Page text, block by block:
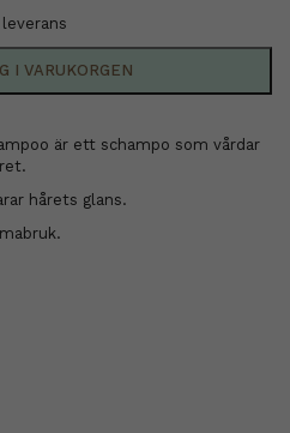
I VARUKORGEN
är ett schampo som vårdar
hårets glans.